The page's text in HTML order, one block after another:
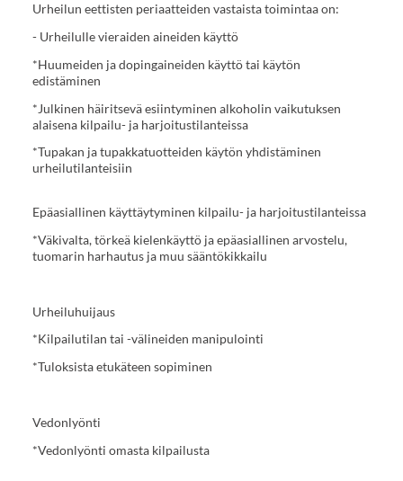
Urheilun eettisten periaatteiden vastaista toimintaa on:
- Urheilulle vieraiden aineiden käyttö
*Huumeiden ja dopingaineiden käyttö tai käytön
edistäminen
*Julkinen häiritsevä esiintyminen alkoholin vaikutuksen
alaisena kilpailu- ja harjoitustilanteissa
*Tupakan ja tupakkatuotteiden käytön yhdistäminen
urheilutilanteisiin
Epäasiallinen käyttäytyminen kilpailu- ja harjoitustilanteissa
*Väkivalta, törkeä kielenkäyttö ja epäasiallinen arvostelu,
tuomarin harhautus ja muu sääntökikkailu
Urheiluhuijaus
*Kilpailutilan tai -välineiden manipulointi
*Tuloksista etukäteen sopiminen
Vedonlyönti
*Vedonlyönti omasta kilpailusta